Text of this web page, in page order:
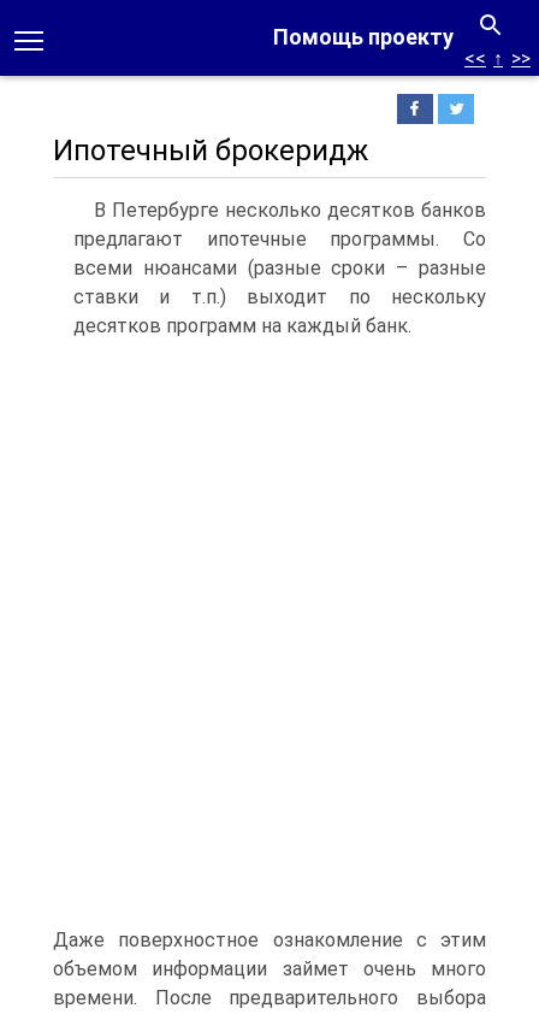
Помощь проекту
<< ↑ >>
Ипотечный брокеридж
В Петербурге несколько десятков банков
предлагают ипотечные программы. Со
всеми нюансами (разные сроки – разные
ставки и т.п.) выходит по нескольку
десятков программ на каждый банк.
Даже поверхностное ознакомление с этим
объемом информации займет очень много
времени. После предварительного выбора